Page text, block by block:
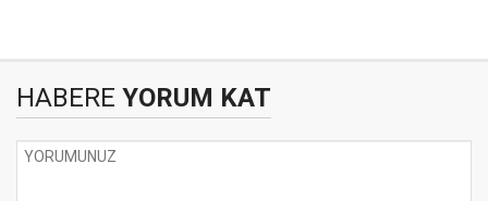
HABERE YORUM KAT